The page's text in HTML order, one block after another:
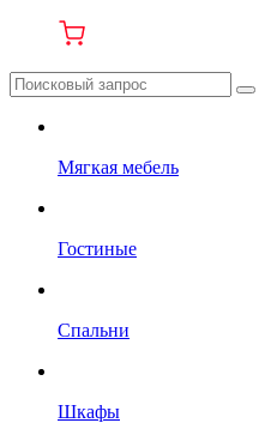
Мягкая мебель
Гостиные
Спальни
Шкафы